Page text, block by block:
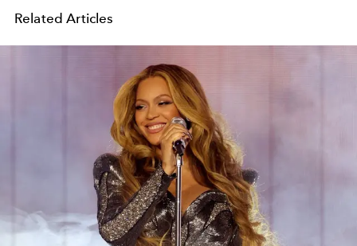
Related Articles